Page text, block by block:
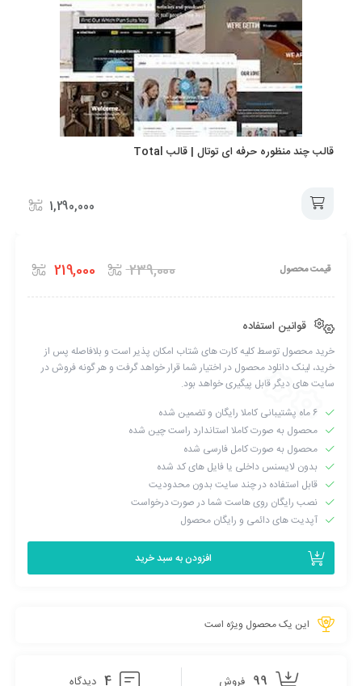
Update
سازگار کردن با آخرین نسخه وردپرس نسخه 6.0.0
توسط یک طرح
Update
سازگار کردن با آخرین نسخه ووکامرس 6.6.1 توسط یک
طرح
Update
طرح
Update
بروزرسانی فایل ترجمه قالب و افزونه هونگو
Fixed
رفع باگ های گزارش شده کاربران توسط یک طرح
2.3 4 سال ago
به نسخه جدید بروز شده است
2.2 5 سال ago
به نسخه جدید بروز شده است
اضافه شدن هسته یک طرح برای فونت های فارسی
قالب چند منظوره حرفه ای توتال | قالب Total
1,290,000
به
قیمت محصول 239,000
219,000
قوانین استفاده
خرید محصول توسط کلیه کارت های شتاب امکان پذیر است و بلافاصله پس از
خرید، لینک دانلود محصول در اختیار شما قرار خواهد گرفت و هر گونه فروش در
سایت های دیگر قابل پیگیری خواهد بود.
۶ ماه پشتیبانی کاملا رایگان و تضمین شده
محصول به صورت کاملا استاندارد راست چین شده
محصول به صورت کامل فارسی شده
بدون لایسنس داخلی یا فایل های کد شده
قابل استفاده در چند سایت بدون محدودیت
نصب رایگان روی هاست شما در صورت درخواست
آپدیت های دائمی و رایگان محصول
افزودن به سبد خرید
این یک محصول ویژه است
99 فروش 4 دیدگاه